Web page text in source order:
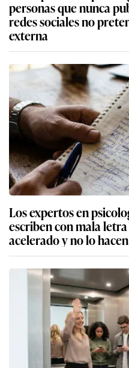
personas que nunca
redes sociales no
externa
Los expertos en
escriben con mala
acelerado y no lo